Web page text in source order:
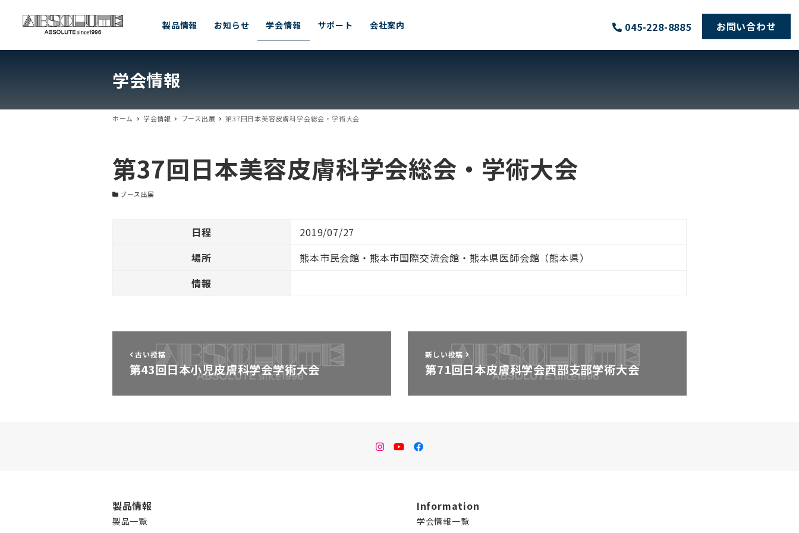
製品情報 お知らせ 学会情報 サポート 会社案内 045-228-8885 お問い合わせ
学会情報
ホーム 学会情報 ブース出展 第37回日本美容皮膚科学会総会・学術大会
第37回日本美容皮膚科学会総会・学術大会
学会カテゴリー
ブース出展
日程
2019/07/27
場所
熊本市民会館・熊本市国際交流会館・熊本県医師会館（熊本県）
情報
古い投稿
第43回日本小児皮膚科学会学術大会
新しい投稿
第71回日本皮膚科学会西部支部学術大会
instagram
Youtubefacebook
製品情報
製品一覧
Information
学会情報一覧